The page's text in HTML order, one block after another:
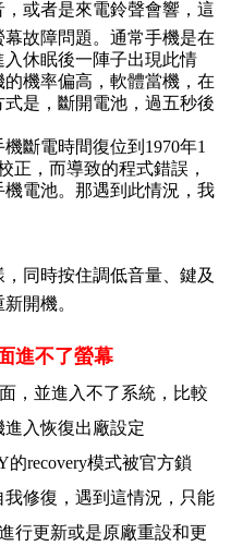
或者是來電鈴聲會響，這
故障問題。通常手機是在
休眠後一陣子出現此情
機率偏高，軟體當機，在
是，斷開電池，過五秒後
斷電時間復位到1970年1
正，而導致的程式錯誤，
電池。那遇到此情況，我
同時按住調低音量、鍵及
開機。
進不了螢幕
，並進入不了系統，比較
入恢復出廠設定
的recovery模式被官方鎖
修復，遇到這情況，只能
行更新或是原廠重設和更